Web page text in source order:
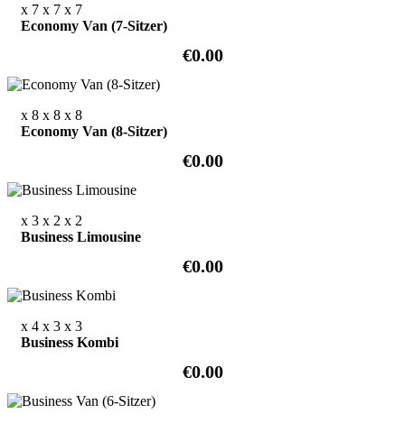
x 7 x 7 x 7
Economy Van (7-Sitzer)
€0.00
x 8 x 8 x 8
Economy Van (8-Sitzer)
€0.00
x 3 x 2 x 2
Business Limousine
€0.00
x 4 x 3 x 3
Business Kombi
€0.00